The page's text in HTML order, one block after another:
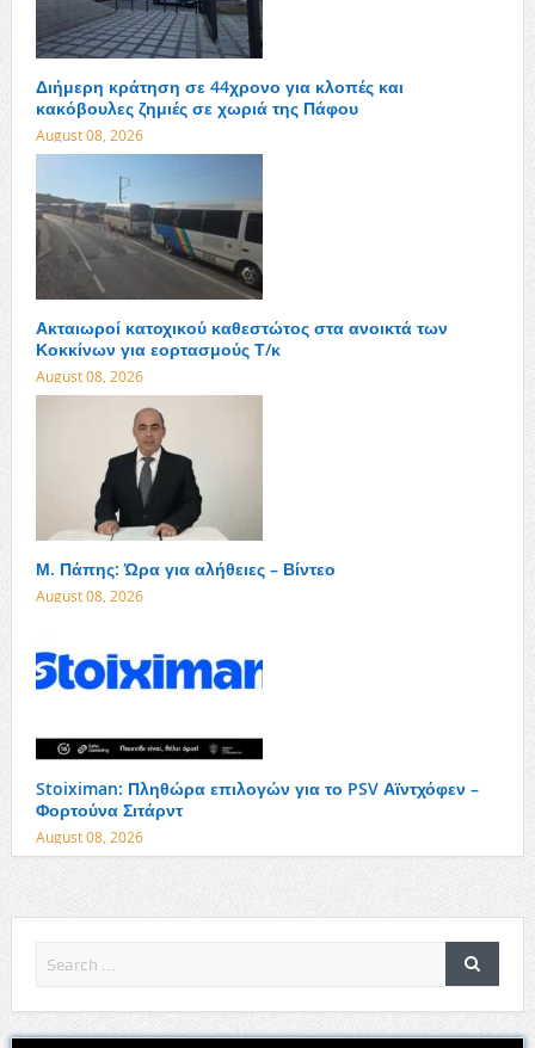
Διήμερη κράτηση σε 44χρονο για κλοπές και
κακόβουλες ζημιές σε χωριά της Πάφου
August 08, 2026
Ακταιωροί κατοχικού καθεστώτος στα ανοικτά των
Κοκκίνων για εορτασμούς Τ/κ
August 08, 2026
Μ. Πάπης: Ώρα για αλήθειες – Βίντεο
August 08, 2026
Stoiximan: Πληθώρα επιλογών για το PSV Αϊντχόφεν –
Φορτούνα Σιτάρντ
August 08, 2026